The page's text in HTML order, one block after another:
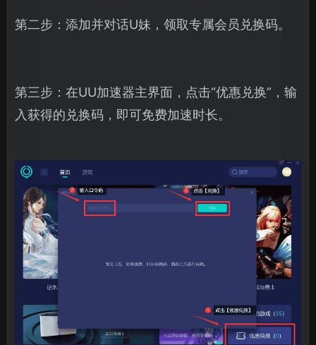
第二步：添加并对话U妹，领取专属会员兑换码。
第三步：在UU加速器主界面，点击“优惠兑换”，输
入获得的兑换码，即可免费加速时长。